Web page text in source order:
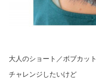
大人のショート／ボブカット
チャレンジしたいけど